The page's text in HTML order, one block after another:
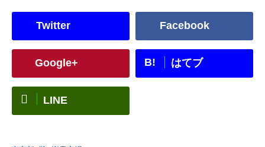
Twitter Facebook
Google+ B! はてブ
LINE